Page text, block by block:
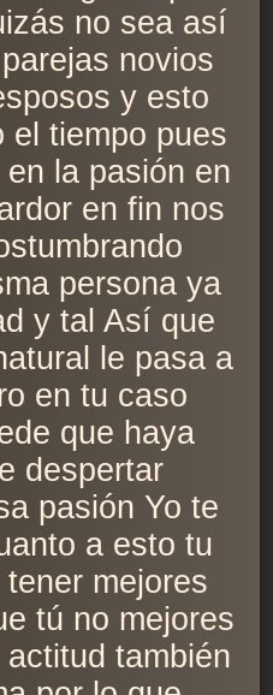
no sea así
novios
y esto
el tiempo pues
la pasión en
en fin nos
persona ya
y tal Así que
le pasa a
en tu caso
que haya
despertar
pasión Yo te
a esto tu
mejores
tú no mejores
también